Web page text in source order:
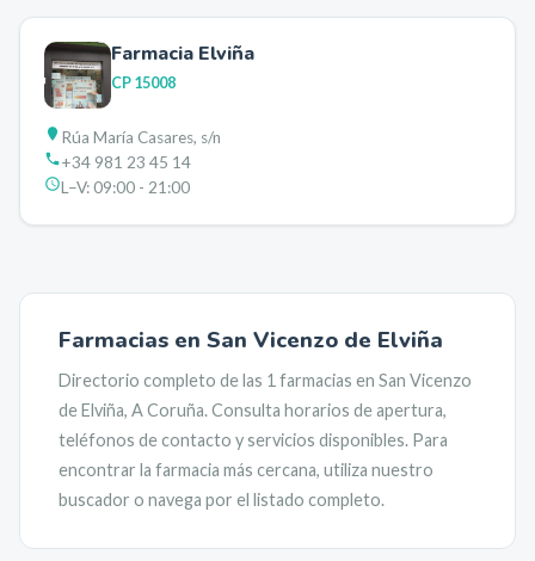
Farmacia Elviña
CP 15008
Rúa María Casares, s/n
+34 981 23 45 14
L–V:09:00 - 21:00
Farmacias en San Vicenzo de Elviña
Directorio completo de las 1 farmacias en San Vicenzo
de Elviña, A Coruña. Consulta horarios de apertura,
teléfonos de contacto y servicios disponibles. Para
encontrar la farmacia más cercana, utiliza nuestro
buscador o navega por el listado completo.